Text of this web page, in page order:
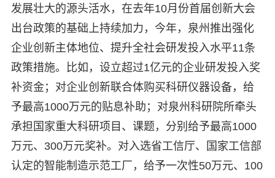
发展壮大的源头活水，在去年10月份首届创新大会
出台政策的基础上持续加力，今年，泉州推出强化
企业创新主体地位、提升全社会研发投入水平11条
政策措施。比如，设立超过1亿元的企业研发投入奖
补资金；对企业创新联合体购买科研仪器设备，给
予最高1000万元的贴息补助；对泉州科研院所牵头
承担国家重大科研项目、课题，分别给予最高1000
万元、300万元奖补。对入选省工信厅、国家工信部
认定的智能制造示范工厂，给予一次性50万元、100